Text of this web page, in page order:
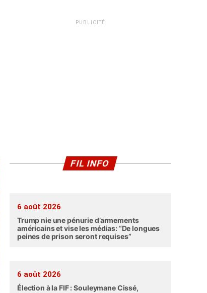
PUBLICITÉ
FIL INFO
6 août 2026
Trump nie une pénurie d’armements
américains et vise les médias: “De longues
peines de prison seront requises”
6 août 2026
Élection à la FIF : Souleymane Cissé,